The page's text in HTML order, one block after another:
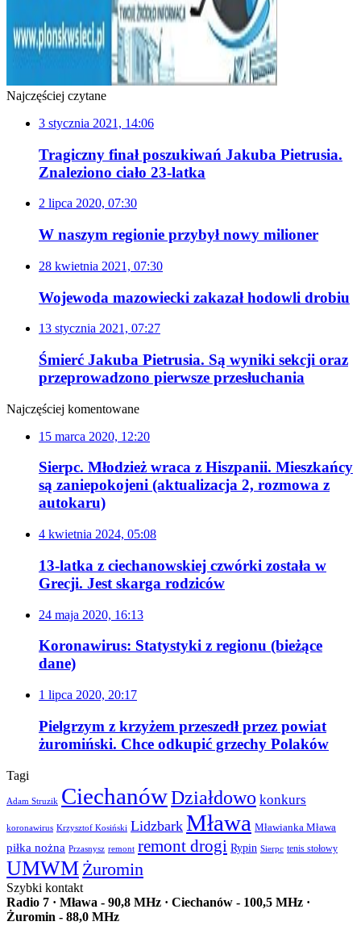
Najczęściej czytane
3 stycznia 2021, 14:06
Tragiczny finał poszukiwań Jakuba Pietrusia.
Znaleziono ciało 23-latka
2 lipca 2020, 07:30
W naszym regionie przybył nowy milioner
28 kwietnia 2021, 07:30
Wojewoda mazowiecki zakazał hodowli drobiu
13 stycznia 2021, 07:27
Śmierć Jakuba Pietrusia. Są wyniki sekcji oraz
przeprowadzono pierwsze przesłuchania
Najczęściej komentowane
15 marca 2020, 12:20
Sierpc. Młodzież wraca z Hiszpanii. Mieszkańcy
są zaniepokojeni (aktualizacja 2, rozmowa z
autokaru)
4 kwietnia 2024, 05:08
13-latka z ciechanowskiej czwórki została w
Grecji. Jest skarga rodziców
24 maja 2020, 16:13
Koronawirus: Statystyki z regionu (bieżące
dane)
1 lipca 2020, 20:17
Pielgrzym z krzyżem przeszedł przez powiat
żuromiński. Chce odkupić grzechy Polaków
Tagi
Adam Struzik CiechanówDziałdowo konkurs
koronawirus Krzysztof Kosiński Lidzbark Mława Mławianka Mława
piłka nożna Przasnysz remont remont drogi Rypin Sierpc tenis stołowy
UMWM Żuromin
Szybki kontakt
Radio 7 · Mława - 90,8 MHz · Ciechanów - 100,5 MHz ·
Żuromin - 88,0 MHz